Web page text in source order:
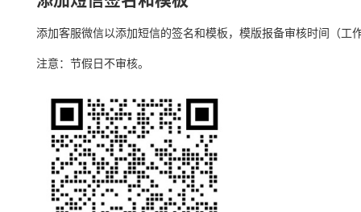
添加客服微信以添加短信的签名和模板，模版报备审核时间（
注意：节假日不审核。